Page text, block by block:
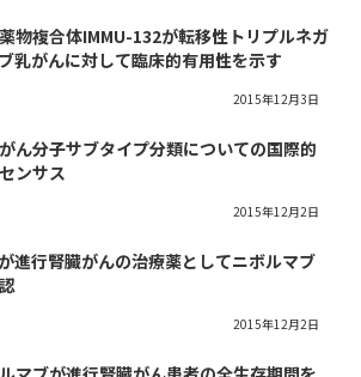
物複合体IMMU-132が転移性トリプルネガ
乳がんに対して臨床的有用性を示す
2015年12月3日
ん分子サブタイプ分類についての国際的
ンサス
2015年12月2日
進行腎臓がんの治療薬としてニボルマブ
2015年12月2日